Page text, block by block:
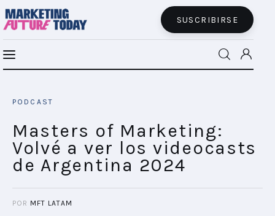
SUSCRIBIRSE
INSIGHTS
PODCAST
Masters of Marketing:
Volvé a ver los videocasts
de Argentina 2024
POR MFT LATAM